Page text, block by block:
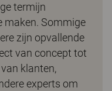
termijn
maken. Sommige
zijn opvallende
van concept tot
klanten,
experts om